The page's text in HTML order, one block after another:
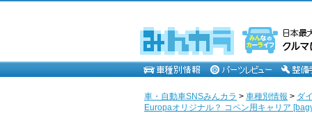
車・自動車SNSみんカラ > 車種別情報 > ダ
Europaオリジナル？ コペン用キャリア